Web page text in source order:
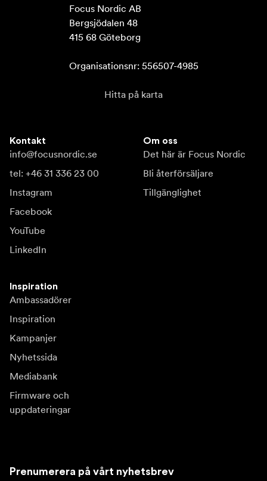
Focus Nordic AB
Bergsjödalen 48
415 68 Göteborg
Organisationsnr: 556507-4985
Hitta på karta
Kontakt
info@focusnordic.se
tel: +46 31 336 23 00
Instagram
Facebook
YouTube
LinkedIn
Om oss
Det här är Focus Nordic
Bli återförsäljare
Tillgänglighet
Inspiration
Ambassadörer
Inspiration
Kampanjer
Nyhetssida
Mediabank
Firmware och
uppdateringar
Prenumerera på vårt nyhetsbrev